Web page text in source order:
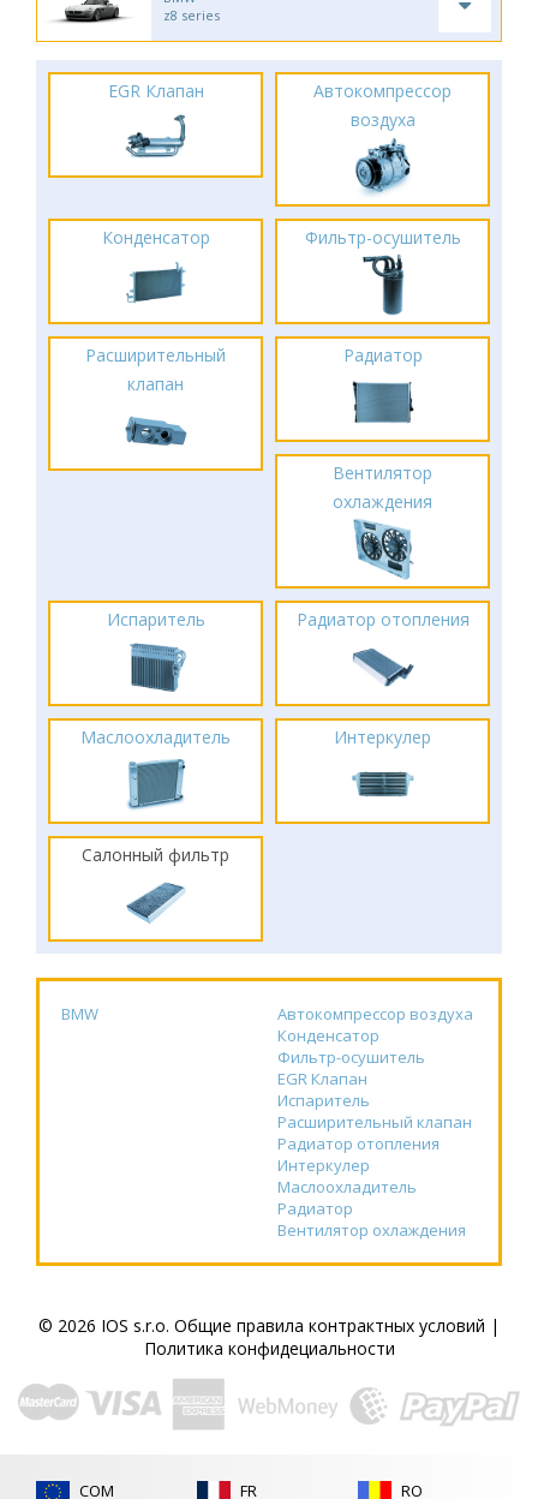
z8 series
EGR Клапан
Автокомпрессор
воздуха
Конденсатор Фильтр-осушитель
Расширительный
клапан
Радиатор
Вентилятор
охлаждения
Испаритель Радиатор отопления
Маслоохладитель Интеркулер
Салонный фильтр
BMW
Автокомпрессор воздуха
Конденсатор
Фильтр-осушитель
EGR Клапан
Испаритель
Расширительный клапан
Радиатор отопления
Интеркулер
Маслоохладитель
Радиатор
Вентилятор охлаждения
© 2026 IOS s.r.o. Общие правила контрактных условий |
Политика конфидециальности
COM FR RO